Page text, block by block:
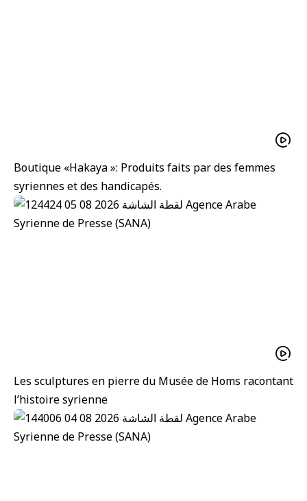
Boutique «Hakaya »: Produits faits par des femmes
syriennes et des handicapés.
Les sculptures en pierre du Musée de Homs racontant
l’histoire syrienne